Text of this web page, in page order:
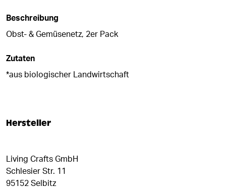
Beschreibung
Obst- & Gemüsenetz, 2er Pack
Zutaten
*aus biologischer Landwirtschaft
Hersteller
Living Crafts GmbH
Schlesier Str. 11
95152 Selbitz